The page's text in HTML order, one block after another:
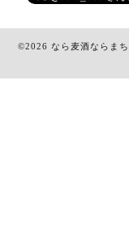
©2026 なら麦酒ならま